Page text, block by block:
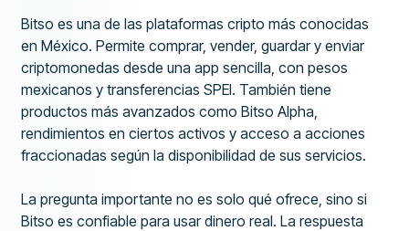
Bitso es una de las plataformas cripto más conocidas
en México. Permite comprar, vender, guardar y enviar
criptomonedas desde una app sencilla, con pesos
mexicanos y transferencias SPEI. También tiene
productos más avanzados como Bitso Alpha,
rendimientos en ciertos activos y acceso a acciones
fraccionadas según la disponibilidad de sus servicios.
La pregunta importante no es solo qué ofrece, sino si
Bitso es confiable para usar dinero real. La respuesta